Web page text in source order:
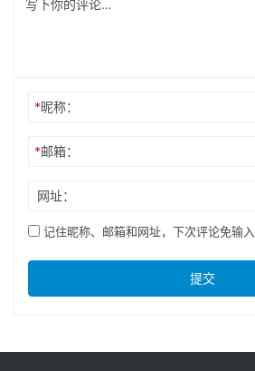
*昵称：
*邮箱：
网址：
记住昵称、邮箱和网址，下次评论免输入
提交